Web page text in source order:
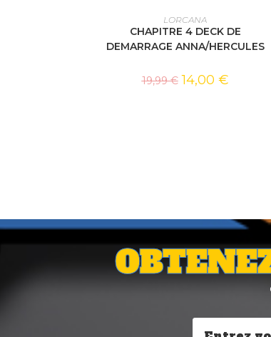
AJOUTER AU PANIER
LORCANA
CHAPITRE 4 DECK DE
DEMARRAGE ANNA/HERCULES
19,99€ 14,00 €